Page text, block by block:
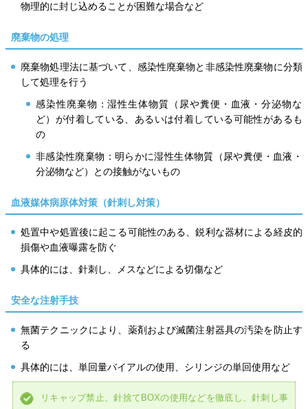
物理的に封じ込めることが困難な場合など
廃棄物の処理
廃棄物処理法に基づいて、感染性廃棄物と非感染性廃棄物に分類
して処理を行う
感染性廃棄物：湿性生体物質（尿や糞便・血液・分泌物な
ど）が付着している、あるいは付着している可能性があるも
の
非感染性廃棄物：明らかに湿性生体物質（尿や糞便・血液・
分泌物など）との接触がないもの
血液媒体病原体対策（針刺し対策）
処置中や処置後に起こる可能性のある、鋭利な器材による経皮的
損傷や血液曝露を防ぐ
具体的には、針刺し、メスなどによる切傷など
安全な注射手技
無菌テクニックにより、薬剤および滅菌注射器具の汚染を防止す
る
具体的には、単回量バイアルの使用、シリンジの単回使用など
リキャップ禁止、針捨てBOXの使用などを徹底し、針刺し事